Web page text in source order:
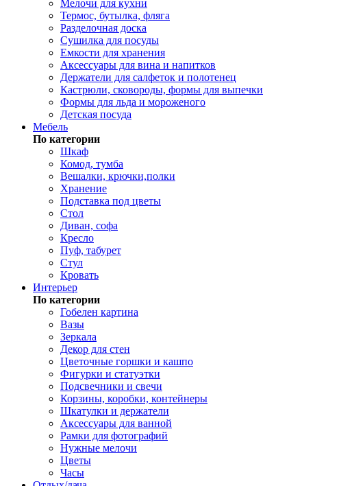
Мелочи для кухни
Термос, бутылка, фляга
Разделочная доска
Сушилка для посуды
Емкости для хранения
Аксессуары для вина и напитков
Держатели для салфеток и полотенец
Кастрюли, сковороды, формы для выпечки
Формы для льда и мороженого
Детская посуда
Мебель
По категории
Шкаф
Комод, тумба
Вешалки, крючки,полки
Хранение
Подставка под цветы
Стол
Диван, софа
Кресло
Пуф, табурет
Стул
Кровать
Интерьер
По категории
Гобелен картина
Вазы
Зеркала
Декор для стен
Цветочные горшки и кашпо
Фигурки и статуэтки
Подсвечники и свечи
Корзины, коробки, контейнеры
Шкатулки и держатели
Аксессуары для ванной
Рамки для фотографий
Нужные мелочи
Цветы
Часы